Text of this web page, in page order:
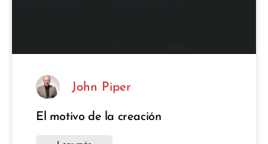
John Piper
El motivo de la creación